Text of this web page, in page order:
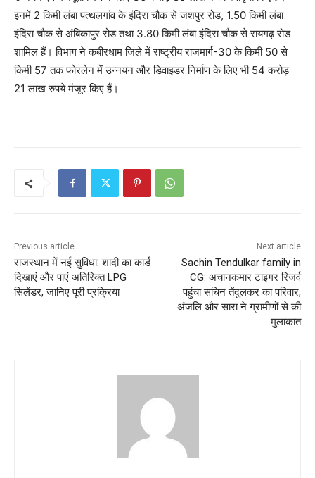
इनमें 2 किमी लंबा पत्थलगांव के इंदिरा चौक से जशपुर रोड, 1.50 किमी लंबा
इंदिरा चौक से अंबिकापुर रोड तथा 3.80 किमी लंबा इंदिरा चौक से रायगढ़ रोड
शामिल हैं। विभाग ने कबीरधाम जिले में राष्ट्रीय राजमार्ग-30 के किमी 50 से
किमी 57 तक फोरलेन में उन्नयन और डिवाइडर निर्माण के लिए भी 54 करोड़
21 लाख रुपये मंजूर किए हैं।
Previous article
राजस्थान में नई सुविधा: शादी का कार्ड
दिखाएं और पाएं अतिरिक्त LPG
सिलेंडर, जानिए पूरी प्रक्रिया
Next article
Sachin Tendulkar family in
CG: अचानकमार टाइगर रिजर्व
पहुंचा सचिन तेंदुलकर का परिवार,
अंजलि और सारा ने ग्रामीणों से की
मुलाकात